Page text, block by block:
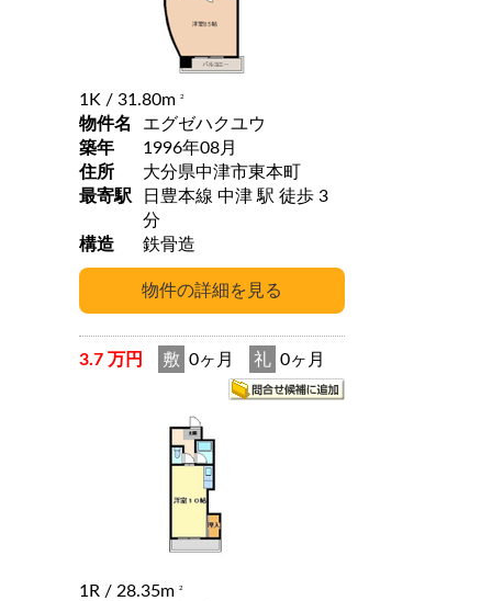
1K / 31.80m 2
物件名
エグゼハクユウ
築年
1996年08月
住所
大分県中津市東本町
最寄駅
日豊本線 中津 駅 徒歩 3
分
構造
鉄骨造
3.7 万円 敷 0ヶ月 礼 0ヶ月
1R / 28.35m 2